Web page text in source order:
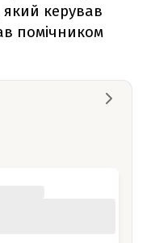
керував
помічником